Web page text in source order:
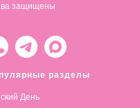
разделы
День
защищены